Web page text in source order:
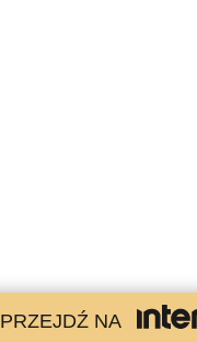
PRZEJDŹ NA